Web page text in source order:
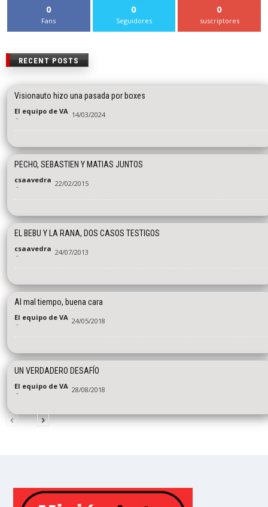
0
Fans
0
Seguidores
0
suscriptores
RECENT POSTS
Visionauto hizo una pasada por boxes
El equipo de VA
- 14/03/2024
PECHO, SEBASTIEN Y MATIAS JUNTOS
csaavedra
- 22/02/2015
EL BEBU Y LA RANA, DOS CASOS TESTIGOS
csaavedra
- 24/07/2013
Al mal tiempo, buena cara
El equipo de VA
- 24/05/2018
UN VERDADERO DESAFÍO
El equipo de VA
- 28/08/2018